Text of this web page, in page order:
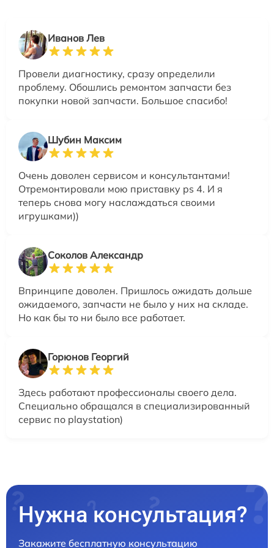
Иванов Лев
Провели диагностику, сразу определили
проблему. Обошлись ремонтом запчасти без
покупки новой запчасти. Большое спасибо!
Шубин Максим
Очень доволен сервисом и консультантами!
Отремонтировали мою приставку ps 4. И я
теперь снова могу наслаждаться своими
игрушками))
Соколов Александр
Впринципе доволен. Пришлось ожидать дольше
ожидаемого, запчасти не было у них на складе.
Но как бы то ни было все работает.
Горюнов Георгий
Здесь работают профессионалы своего дела.
Специально обращался в специализированный
сервис по playstation)
Нужна консультация?
Закажите бесплатную консультацию